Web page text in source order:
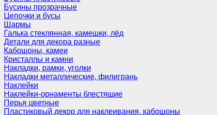
Бусины прозрачные
Цепочки и бусы
Шармы
Галька стеклянная, камешки, лёд
Детали для декора разные
Кабошоны, камеи
Кристаллы и камни
Накладки, рамки, уголки
Накладки металлические, филигрань
Наклейки
Наклейки-орнаменты блестящие
Перья цветные
Пластиковый декор для наклеивания, кабошоны